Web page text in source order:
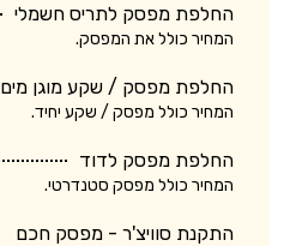
החלפת מפסק לתריס חשמלי
המחיר כולל את המפסק.
החלפת מפסק / שקע מוגן מים
המחיר כולל מפסק / שקע יחיד.
החלפת מפסק לדוד
המחיר כולל מפסק סטנדרטי.
התקנת סוויצ'ר - מפסק חכם